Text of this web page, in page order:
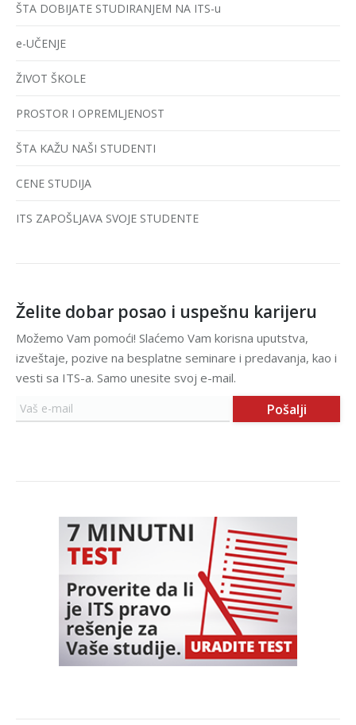
ŠTA DOBIJATE STUDIRANJEM NA ITS-u
e-UČENJE
ŽIVOT ŠKOLE
PROSTOR I OPREMLJENOST
ŠTA KAŽU NAŠI STUDENTI
CENE STUDIJA
ITS ZAPOŠLJAVA SVOJE STUDENTE
Želite dobar posao i uspešnu karijeru
Možemo Vam pomoći! Slaćemo Vam korisna uputstva,
izveštaje, pozive na besplatne seminare i predavanja, kao i
vesti sa ITS-a. Samo unesite svoj e-mail.